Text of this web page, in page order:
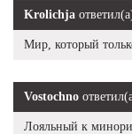
Krolichja
Мир, который
Vostochno
Лояльный к